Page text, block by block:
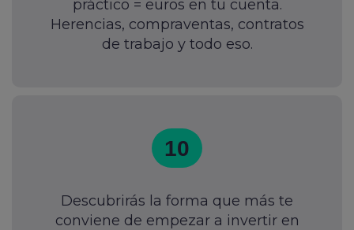
práctico = euros en tu cuenta.
Herencias, compraventas, contratos
de trabajo y todo eso.
10
Descubrirás la forma que más te
conviene de empezar a invertir en